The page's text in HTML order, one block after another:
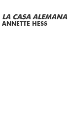
LA CASA ALEMANA
ANNETTE HESS